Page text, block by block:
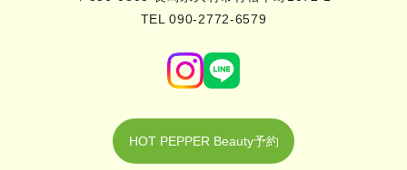
TEL 090-2772-6579
HOT PEPPER Beauty予約